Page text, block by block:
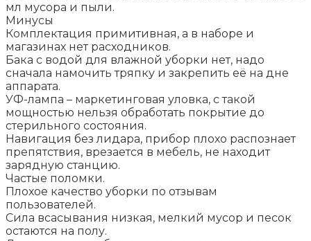
мл мусора и пыли.
Минусы
Комплектация примитивная, а в наборе и
магазинах нет расходников.
Бака с водой для влажной уборки нет, надо
сначала намочить тряпку и закрепить её на дне
аппарата.
УФ-лампа – маркетинговая уловка, с такой
мощностью нельзя обработать покрытие до
стерильного состояния.
Навигация без лидара, прибор плохо распознает
препятствия, врезается в мебель, не находит
зарядную станцию.
Частые поломки.
Плохое качество уборки по отзывам
пользователей.
Сила всасывания низкая, мелкий мусор и песок
остаются на полу.